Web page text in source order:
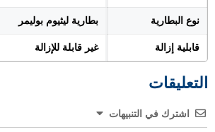
نوع البطارية بطارية ليثيوم بوليمر
قابلية إزالة غير قابلة للإزالة
التعليقات
اشترك في التنبيهات